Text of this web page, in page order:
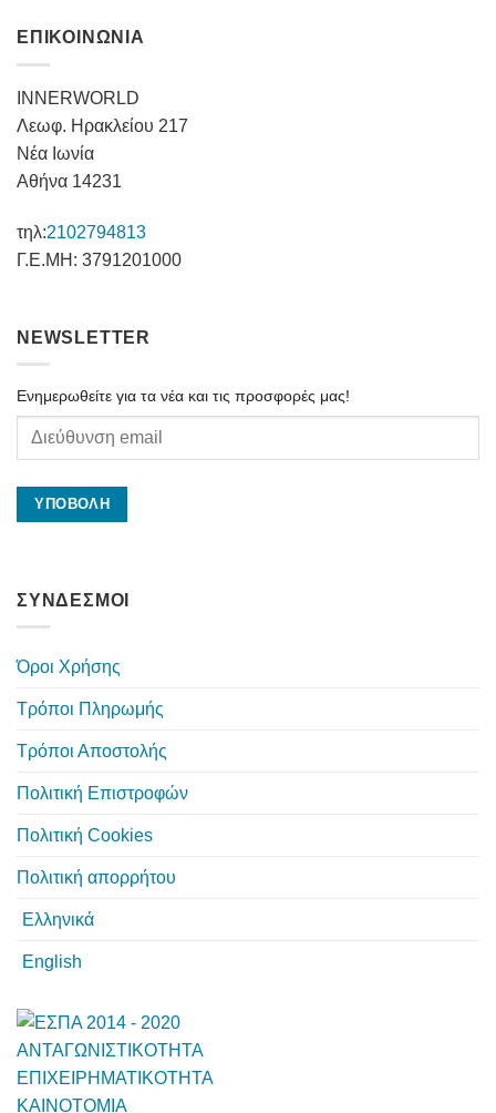
ΕΠΙΚΟΙΝΩΝΙΑ
INNERWORLD
Λεωφ. Ηρακλείου 217
Νέα Ιωνία
Αθήνα 14231
τηλ:2102794813
Γ.Ε.ΜΗ: 3791201000
NEWSLETTER
Ενημερωθείτε για τα νέα και τις προσφορές μας!
ΣΥΝΔΕΣΜΟΙ
Όροι Χρήσης
Τρόποι Πληρωμής
Τρόποι Αποστολής
Πολιτική Επιστροφών
Πολιτική Cookies
Πολιτική απορρήτου
Ελληνικά
English